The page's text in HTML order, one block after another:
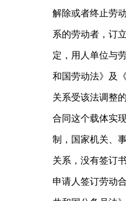
解除或者终止劳
系的劳动者，订
定，用人单位与
和国劳动法》及
关系受该法调整
合同这个载体实
制，国家机关、
关系，没有签订
申请人签订劳动